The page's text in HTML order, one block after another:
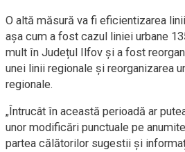
O altă măsură va fi eficientizarea
așa cum a fost cazul liniei urbane
mult în Județul Ilfov și a fost
unei linii regionale și reorganizarea
regionale.
„Întrucât în această perioadă ar
unor modificări punctuale pe
partea călătorilor sugestii și